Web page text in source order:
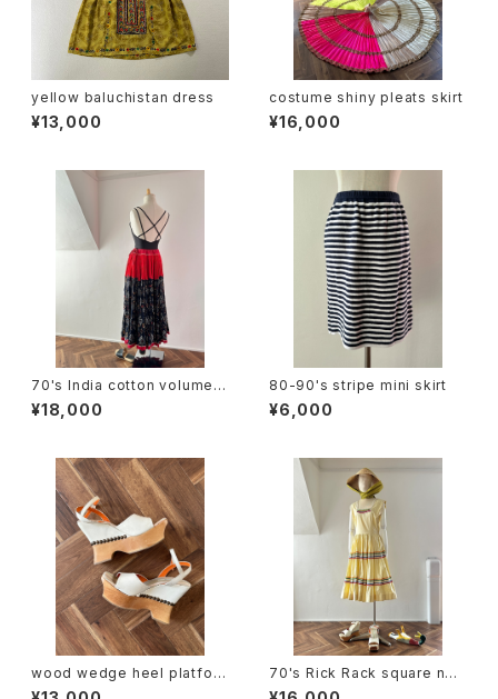
yellow baluchistan dress
¥13,000
costume shiny pleats skirt
¥16,000
70's India cotton volume s
kirt
¥18,000
80-90's stripe mini skirt
¥6,000
wood wedge heel platfor
m sandal
70's Rick Rack square nec
k sleeveless dress